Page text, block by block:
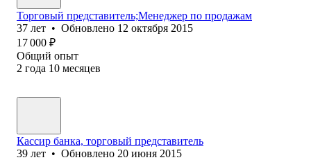
Торговый представитель;Менеджер по продажам
37 лет • Обновлено 12 октября 2015
17 000 ₽
Общий опыт
2 года 10 месяцев
Кассир банка, торговый представитель
39 лет • Обновлено 20 июня 2015